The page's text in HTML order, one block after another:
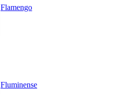
Flamengo
Fluminense